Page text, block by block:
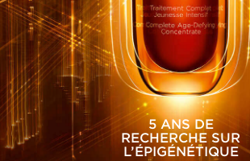
5 ANS DE
RECHERCHE SUR
L’ÉPIGÉNÉTIQUE